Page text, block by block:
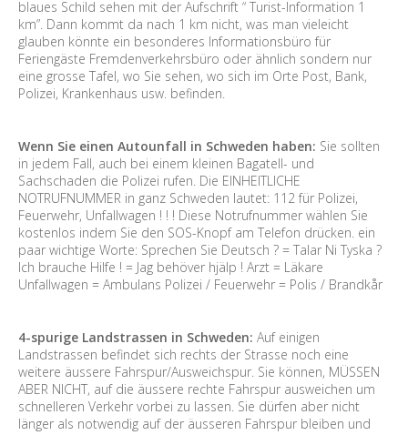
blaues Schild sehen mit der Aufschrift “ Turist-Information 1
km”. Dann kommt da nach 1 km nicht, was man vieleicht
glauben könnte ein besonderes Informationsbüro für
Feriengäste Fremdenverkehrsbüro oder ähnlich sondern nur
eine grosse Tafel, wo Sie sehen, wo sich im Orte Post, Bank,
Polizei, Krankenhaus usw. befinden.
Wenn Sie einen Autounfall in Schweden haben: Sie sollten
in jedem Fall, auch bei einem kleinen Bagatell- und
Sachschaden die Polizei rufen. Die EINHEITLICHE
NOTRUFNUMMER in ganz Schweden lautet: 112 für Polizei,
Feuerwehr, Unfallwagen ! ! ! Diese Notrufnummer wählen Sie
kostenlos indem Sie den SOS-Knopf am Telefon drücken. ein
paar wichtige Worte: Sprechen Sie Deutsch ? = Talar Ni Tyska ?
Ich brauche Hilfe ! = Jag behöver hjälp ! Arzt = Läkare
Unfallwagen = Ambulans Polizei / Feuerwehr = Polis / Brandkår
4-spurige Landstrassen in Schweden: Auf einigen
Landstrassen befindet sich rechts der Strasse noch eine
weitere äussere Fahrspur/Ausweichspur. Sie können, MÜSSEN
ABER NICHT, auf die äussere rechte Fahrspur ausweichen um
schnelleren Verkehr vorbei zu lassen. Sie dürfen aber nicht
länger als notwendig auf der äusseren Fahrspur bleiben und